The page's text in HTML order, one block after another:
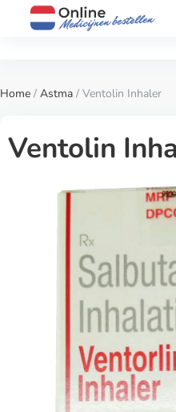
Home / Astma / Ventolin Inhaler
Ventolin